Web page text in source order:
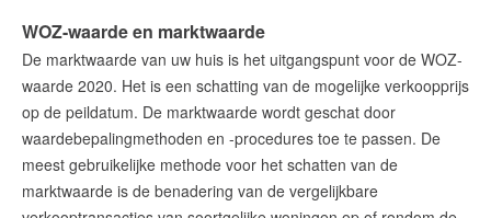
Maak een afspraak
Makelaars van Amsterdam
amsterdam@makelaarsvan.nl
+31 (0)20 333 11 10
WOZ-waarde en marktwaarde
De marktwaarde van uw huis is het uitgangspunt voor de WOZ-
waarde 2020. Het is een schatting van de mogelijke verkoopprijs
op de peildatum. De marktwaarde wordt geschat door
waardebepalingmethoden en -procedures toe te passen. De
meest gebruikelijke methode voor het schatten van de
marktwaarde is de benadering van de vergelijkbare